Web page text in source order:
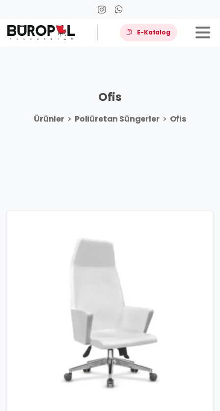
E-Katalog
Ofis
Ürünler Poliüretan Süngerler Ofis